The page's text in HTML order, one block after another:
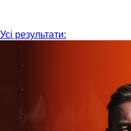
Усі результати: